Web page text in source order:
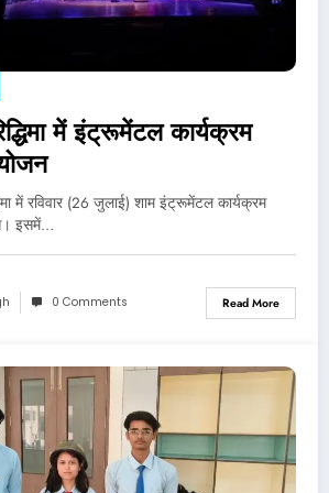
में इंट्रूमेंटल कार्यक्रम
में रविवार (26 जुलाई) शाम इंट्रूमेंटल कार्यक्रम
इसमें…
0 Comments Read More